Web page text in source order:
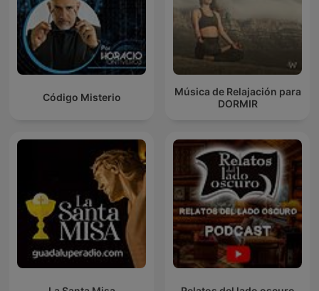
Código Misterio
Música de Relajación para
DORMIR